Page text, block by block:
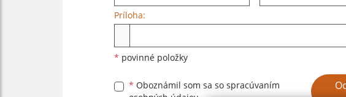
Príloha:
* povinné položky
* Oboznámil som sa so spracúvaním
Google